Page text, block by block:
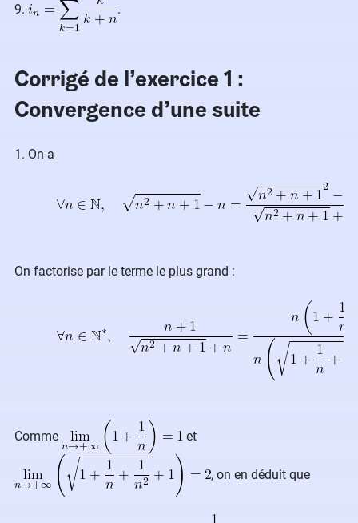
9. .
Corrigé de l’exercice 1 :
Convergence d’une suite
1. On a
On factorise par le terme le plus grand :
Comme et
, on en déduit que